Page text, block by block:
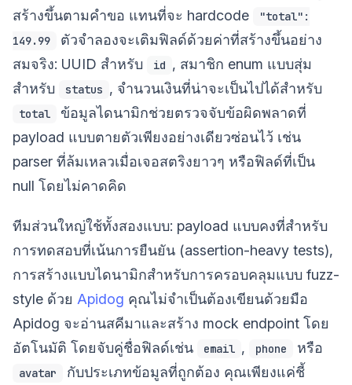
สร้างขึ้นตามคำขอ แทนที่จะ hardcode
"total":
149.99
ตัวจำลองจะเติมฟิลด์ด้วยค่าที่สร้างขึ้นอย่าง
สมจริง: UUID สำหรับ
id , สมาชิก enum แบบสุ่ม
สำหรับ
status , จำนวนเงินที่น่าจะเป็นไปได้สำหรับ
total
ข้อมูลไดนามิกช่วยตรวจจับข้อผิดพลาดที่
payload แบบตายตัวเพียงอย่างเดียวซ่อนไว้ เช่น
parser ที่ล้มเหลวเมื่อเจอสตริงยาวๆ หรือฟิลด์ที่เป็น
null โดยไม่คาดคิด
ทีมส่วนใหญ่ใช้ทั้งสองแบบ: payload แบบคงที่สำหรับ
การทดสอบที่เน้นการยืนยัน (assertion-heavy tests),
การสร้างแบบไดนามิกสำหรับการครอบคลุมแบบ fuzz-
style ด้วย Apidog คุณไม่จำเป็นต้องเขียนด้วยมือ
Apidog จะอ่านสคีมาและสร้าง mock endpoint โดย
อัตโนมัติ โดยจับคู่ชื่อฟิลด์เช่น
email , phone หรือ
avatar
กับประเภทข้อมูลที่ถูกต้อง คุณเพียงแค่ชี้